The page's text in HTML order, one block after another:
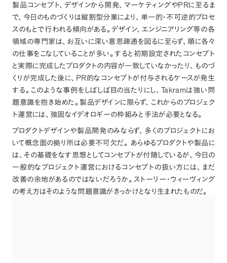
製品コンセプト、 デザインから開発、 マーケティングやPRに至るま
で、 今日のものづくりは縦割型分業により 、 単一的・不可逆的プロセ
スのもとで行われる傾向がある。 デザイン、 エンジニアリング等の各
領域の専門家は、 お互いに深い意思疎通を図るに至らず、 順に各々
の仕事をこなしていることが多い。 すると初期設定されたコンセプト
と実際に完成したプロダクトの内容が一致していなかったり 、 ものづ
くりが完成した後に、 PR的なコンセプトが付与されるケースが発生
する。 このような事例をしばしば目の当たりにし、 Takramは強い問
題意識を抱き始めた。 製品デザインに限らず、 これからのプロジェク
ト運営には、 強固なイデオロギーの枠組みと手法が必要となる。
プロダクトデザインや製品開発のみならず、 多くのプロジェクトにお
いて概念面の拠り所は必要不可欠だ。 あらゆるプロダクトや製品に
は、 その基礎をなす思想としてコンセプトが付随しているが 、 今日の
一般的なプロジェクト運営におけるコンセプトの扱い方には、 まだ
改善の余地があるのではないだろうか。 ストーリー・ウィーヴィング
の考え方はそのような問題意識がきっかけとなり生まれたものだ。